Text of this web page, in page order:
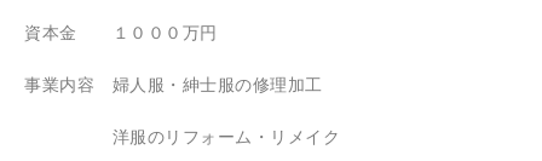
資本金 １０００万円
事業内容 婦人服・紳士服の修理加工
洋服のリフォーム・リメイク